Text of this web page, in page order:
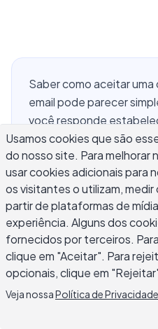
Saber como aceitar
email pode parecer
você responde
seu relacionamento
antes mesmo de você
de aceitação de oferta
termos-chave do seu
início, cargo e qualquer
enquanto expressa
parecer muito ansioso
dos candidatos ou
uma resposta de duas
desconfortável e
incluir, como estruturar
Usamos cookies que são
do nosso site. Para melhorar
usar cookies adicionais para
os visitantes o utilizam,
partir de plataformas de
experiência. Alguns dos
fornecidos por terceiros.
clique em "Aceitar". Para
opcionais, clique em
Veja nossaPolítica de Privacidade